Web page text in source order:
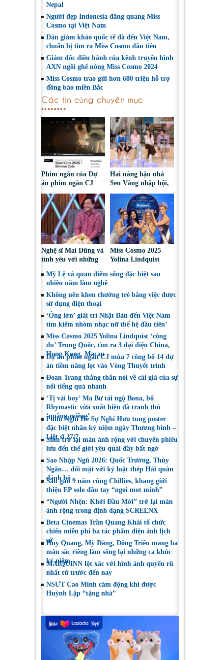
Nepal
Người đẹp Indonesia đăng quang Miss
Cosmo tại Việt Nam
Dàn giám khảo quốc tế đã đến Việt Nam,
chuẩn bị tìm ra Miss Cosmo đầu tiên
Giám đốc điều hành của kênh truyền hình
AXN ngồi ghế nóng Miss Cosmo 2024
Miss Cosmo trao gửi hơn 600 triệu hỗ trợ
đồng bào miền Bắc
Các tin cùng chuyên mục
Phim ngắn của Dự
án phim ngắn CJ
tại LHP quốc tế
Toronto 2026
Hai nàng hậu nhà
Sen Vàng nhập hội,
chinh phục khán giả
Nghệ sĩ Mai Dũng và
tình yêu với những
Miss Cosmo 2025
Yolina Lindquist
đại diện mới tranh
Mỹ Lệ và quan điểm sống đặc biệt sau
nhiều năm làm nghề
Không nên khen thưởng trẻ bằng việc được
sử dụng điện thoại
‘Ông lớn’ giải trí Nhật Bản đến Việt Nam
tìm kiếm nhóm nhạc nữ thế hệ đầu tiên’
Miss Cosmo 2025 Yolina Lindquist ‘công
du’ Trung Quốc, tìm ra 3 đại diện China,
Hong Kong, Macau
Dự án phim ngắn CJ mùa 7 công bố 14 dự
án tiềm năng lọt vào Vòng Thuyết trình
Đoan Trang thẳng thắn nói về cái giá của sự
nổi tiếng quá nhanh
‘Tị vài boy’ Ma Bư tái ngộ Bona, bố
Rhymastic vừa xuất hiện đã tranh thủ
‘quăng miếng’
Phim Nghỉ Hè Sợ Nghỉ Hưu tung poster
đặc biệt nhân kỷ niệm ngày Thương binh –
Liệt sĩ 27/7
Shin trở lại màn ảnh rộng với chuyến phiêu
lưu đến thế giới yêu quái đầy bất ngờ
Sao Nhập Ngũ 2026: Quốc Trường, Thúy
Ngân… đối mặt với kỷ luật thép Hải quân
đánh bộ
Sau gần 9 năm cùng Chillies, khang giới
thiệu EP solo đầu tay “ngoi mot minh”
“Người Nhện: Khởi Đầu Mới” trở lại màn
ảnh rộng trong định dạng SCREENX
Beta Cinemas Trần Quang Khải tổ chức
chiếu miễn phí ba tác phẩm điện ảnh lịch
sử
Huy Quang, Mỹ Đăng, Đông Triều mang ba
màu sắc riêng làm sống lại những ca khúc
kỷ niệm
MAIQUINN lột xác với hình ảnh quyến rũ
nhất từ trước đến nay
NSƯT Cao Minh cảm động khi được
Huỳnh Lập “tặng nhà”